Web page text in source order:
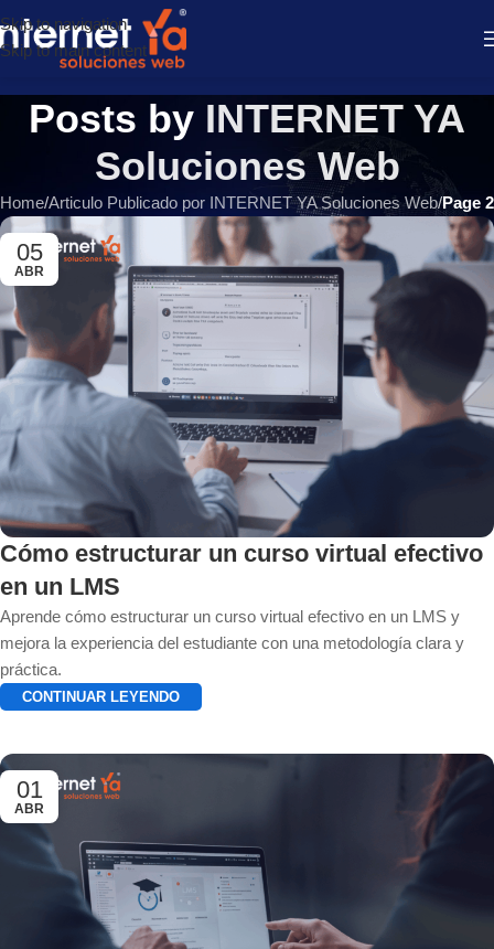
Skip to navigation
Skip to main content
Posts by INTERNET YA
Soluciones Web
Home/Articulo Publicado por INTERNET YA Soluciones Web/Page 2
05
ABR
Cómo estructurar un curso virtual efectivo
en un LMS
Aprende cómo estructurar un curso virtual efectivo en un LMS y
mejora la experiencia del estudiante con una metodología clara y
práctica.
CONTINUAR LEYENDO
01
ABR